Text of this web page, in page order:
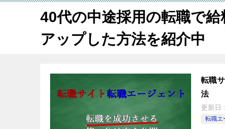
40代の中途採用の転職で
アップした方法を紹介中
転職
法
更新日：
転職エ